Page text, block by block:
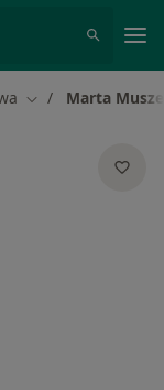
Zmień miasto
Marta